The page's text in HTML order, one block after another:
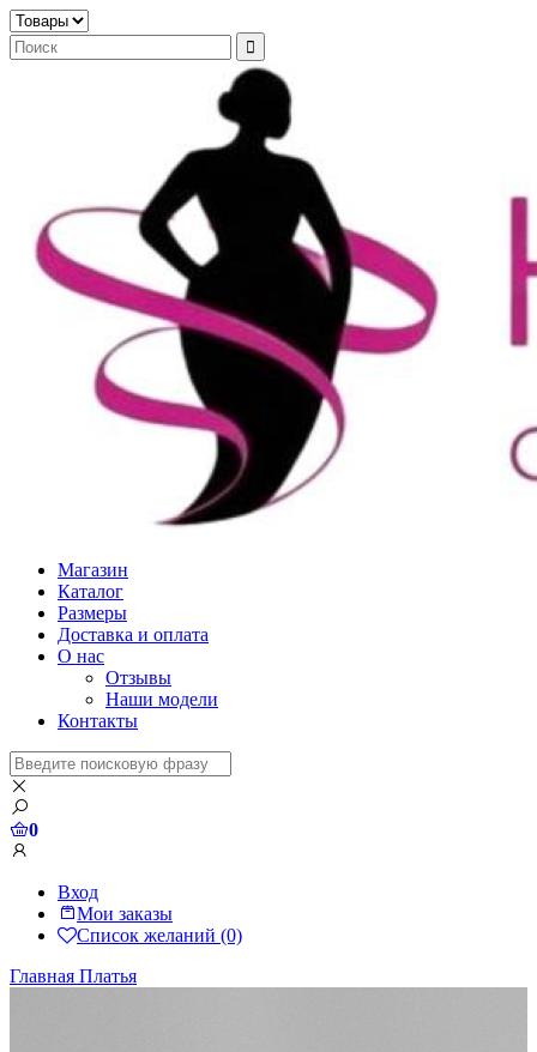
Магазин
Каталог
Размеры
Доставка и оплата
О нас
Отзывы
Наши модели
Контакты
0
Вход
Мои заказы
Список желаний (0)
Главная Платья